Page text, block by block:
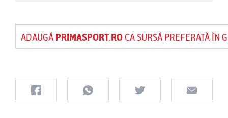
ADAUGĂ PRIMASPORT.ROCA SURSĂ PREFERATĂ ÎN